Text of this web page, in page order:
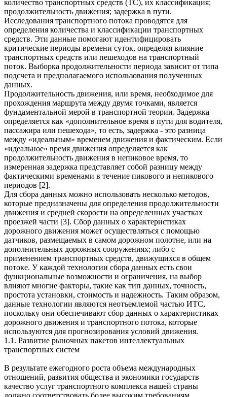
количество транспортных средств (ТС), их классификация;
продолжительность движения; задержка в пути.
Исследования транспортного потока проводятся для
определения количества и классификации транспортных
средств. Эти данные помогают идентифицировать
критические периоды времени суток, определяя влияние
транспортных средств или пешеходов на транспортный
поток. Выборка продолжительности периода зависит от типа
подсчета и предполагаемого использования полученных
данных.
Продолжительность движения, или время, необходимое для
прохождения маршрута между двумя точками, является
фундаментальной мерой в транспортной теории. Задержка
определяется как «дополнительное время в пути для водителя,
пассажира или пешехода», то есть, задержка - это разница
между «идеальным» временем движения и фактическим. Если
«идеальное» время движения определяется как
продолжительность движения в непиковое время, то
измеренная задержка представляет собой разницу между
фактическими временами в течение пикового и непикового
периодов [2].
Для сбора данных можно использовать несколько методов,
которые предназначены для определения продолжительности
движения и средней скорости на определенных участках
проезжей части [3]. Сбор данных о характеристиках
дорожного движения может осуществляться с помощью
датчиков, размещаемых в самом дорожном полотне, или на
дополнительных дорожных сооружениях; либо с
применением транспортных средств, движущихся в общем
потоке. У каждой технологии сбора данных есть свои
функциональные возможности и ограничения, на выбор
влияют многие факторы, такие как тип данных, точность,
простота установки, стоимость и надежность. Таким образом,
данные технологии являются неотъемлемой частью ИТС,
поскольку они обеспечивают сбор данных о характеристиках
дорожного движения и транспортного потока, которые
используются для прогнозирования условий движения.
1.1. Развитие рыночных пакетов интеллектуальных
транспортных систем
В результате ежегодного роста объема международных
отношений, развития общества и экономики государств
качество услуг транспортного комплекса нашей страны
должно соответствовать более высоким требованиям.